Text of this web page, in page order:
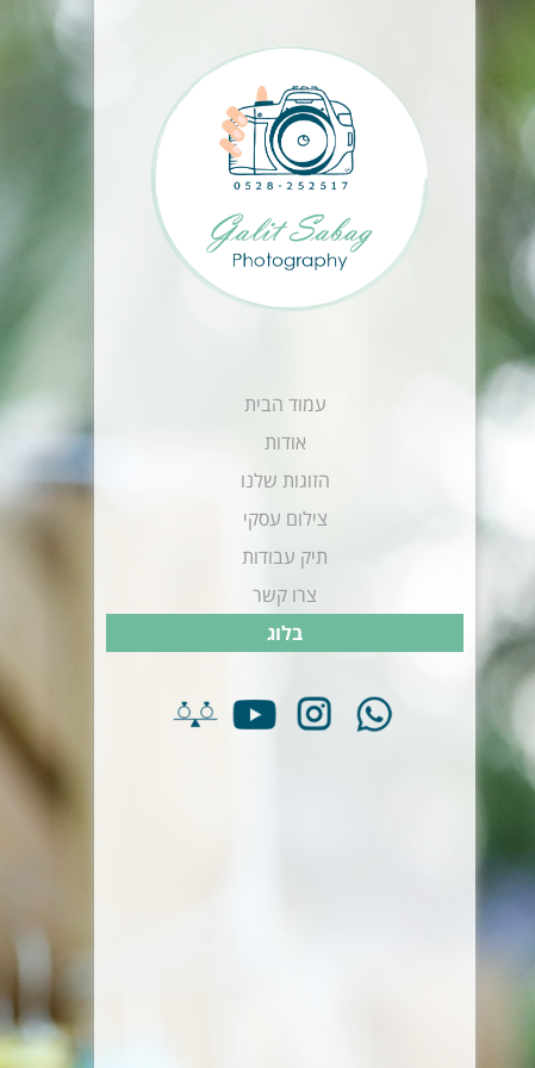
עמוד הבית
אודות
הזוגות שלנו
צילום עסקי
תיק עבודות
צרו קשר
בלוג